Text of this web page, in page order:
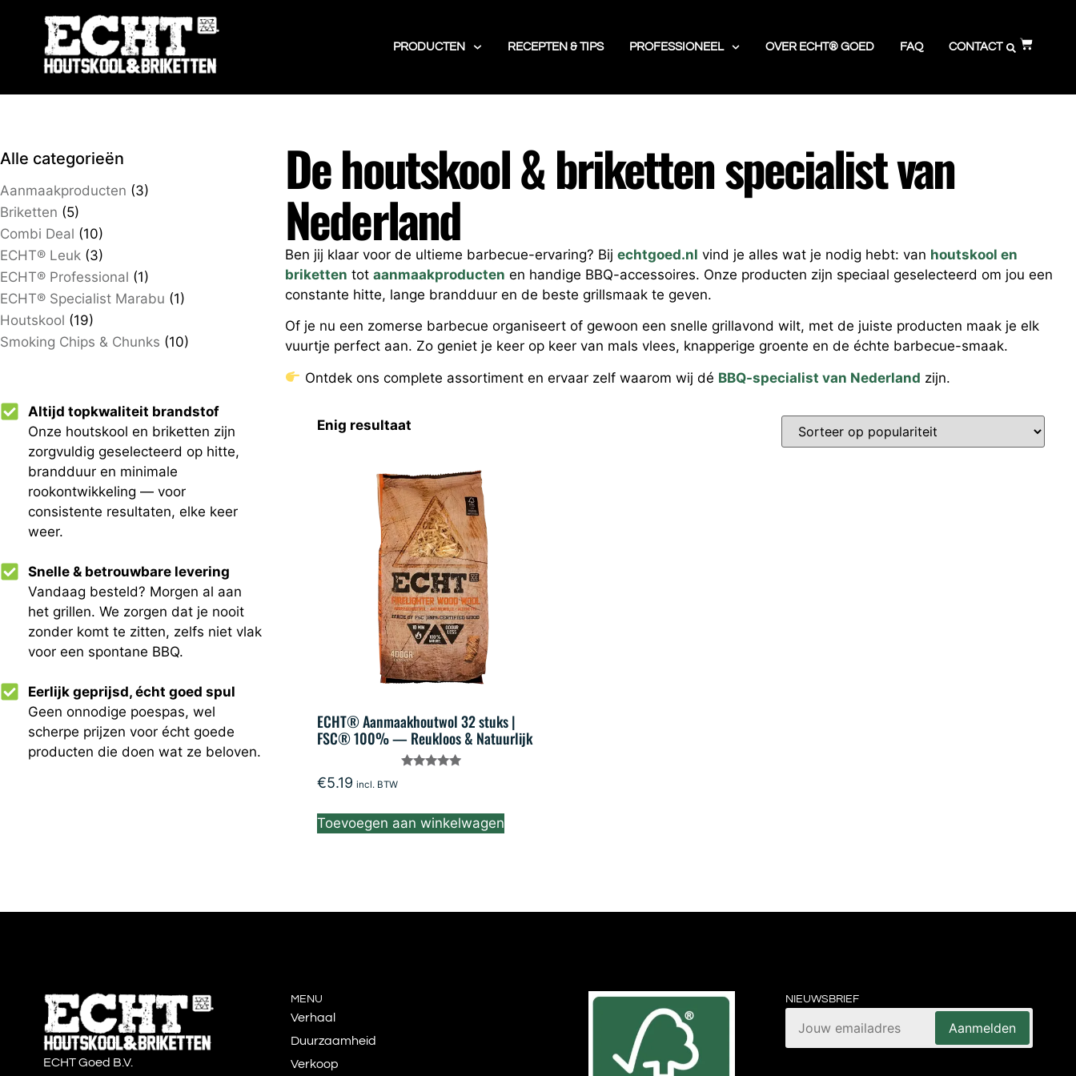
PRODUCTEN RECEPTEN & TIPS PROFESSIONEEL OVER ECHT® GOED FAQ CONTACT
Alle categorieën
Aanmaakproducten (3)
Briketten (5)
Combi Deal (10)
ECHT® Leuk (3)
ECHT® Professional (1)
ECHT® Specialist Marabu (1)
Houtskool (19)
Smoking Chips & Chunks (10)
Altijd topkwaliteit brandstof
Onze houtskool en briketten zijn
zorgvuldig geselecteerd op hitte,
brandduur en minimale
rookontwikkeling — voor
consistente resultaten, elke keer
weer.
Snelle & betrouwbare levering
Vandaag besteld? Morgen al aan
het grillen. We zorgen dat je nooit
zonder komt te zitten, zelfs niet vlak
voor een spontane BBQ.
Eerlijk geprijsd, écht goed spul
Geen onnodige poespas, wel
scherpe prijzen voor écht goede
producten die doen wat ze beloven.
De houtskool & briketten specialist van
Nederland
Ben jij klaar voor de ultieme barbecue-ervaring? Bijechtgoed.nl vind je alles wat je nodig hebt: van houtskool en
briketten totaanmaakproducten en handige BBQ-accessoires. Onze producten zijn speciaal geselecteerd om jou een
constante hitte, lange brandduur en de beste grillsmaak te geven.
Of je nu een zomerse barbecue organiseert of gewoon een snelle grillavond wilt, met de juiste producten maak je elk
vuurtje perfect aan. Zo geniet je keer op keer van mals vlees, knapperige groente en de échte barbecue-smaak.
Ontdek ons complete assortiment en ervaar zelf waarom wij dé BBQ-specialist van Nederland zijn.
Enig resultaat
ECHT® Aanmaakhoutwol 32 stuks |
FSC® 100% — Reukloos & Natuurlijk
€5.19 incl. BTW
Toevoegen aan winkelwagen
ECHT Goed B.V.
MENU
Verhaal
Duurzaamheid
Verkoop
NIEUWSBRIEF
Aanmelden